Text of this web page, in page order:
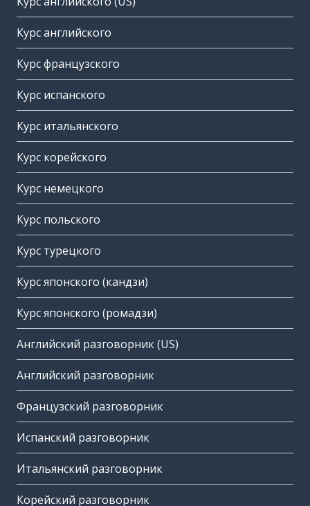
Курс английского
Курс французского
Курс испанского
Курс итальянского
Курс корейского
Курс немецкого
Курс польского
Курс турецкого
Курс японского (кандзи)
Курс японского (ромадзи)
Английский разговорник (US)
Английский разговорник
Французский разговорник
Испанский разговорник
Итальянский разговорник
Корейский разговорник